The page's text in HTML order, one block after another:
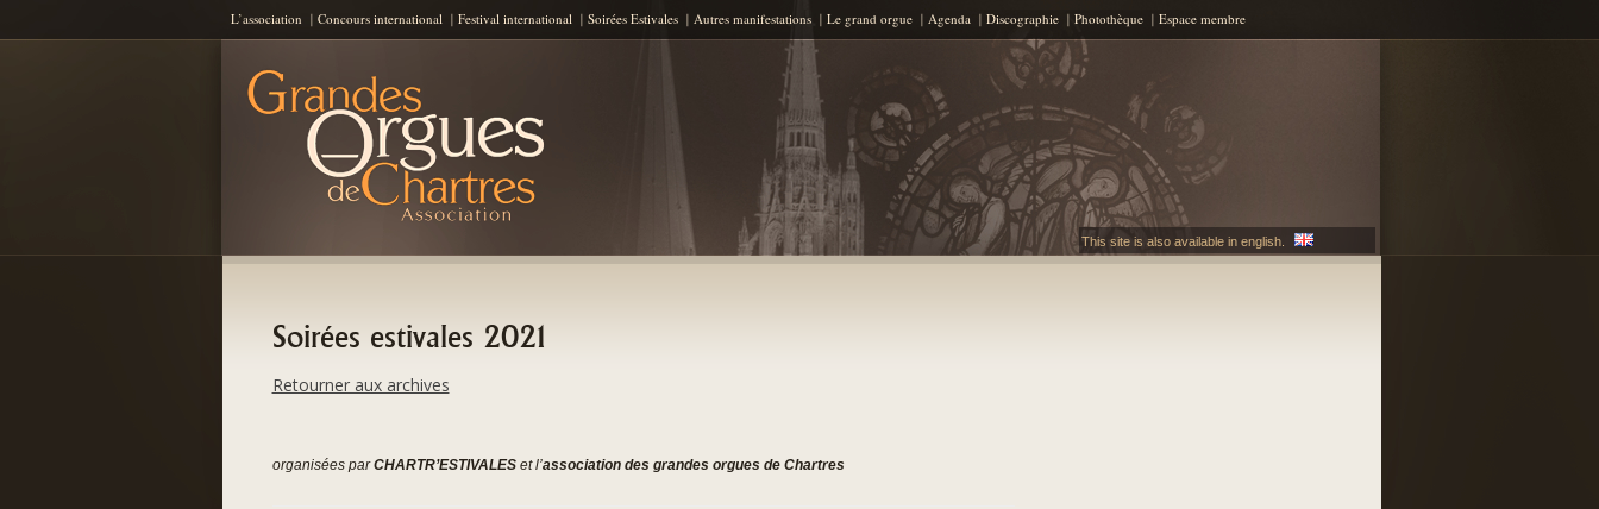
L’association Concours international Festival international Soirées Estivales Autres manifestations Le grand orgue Agenda Discographie Photothèque Espace membre
AGOC
This site is also available in english.
Soirées estivales 2021
Retourner aux archives
organisées parCHARTR’ESTIVALESet l’association des grandes orgues de Chartres